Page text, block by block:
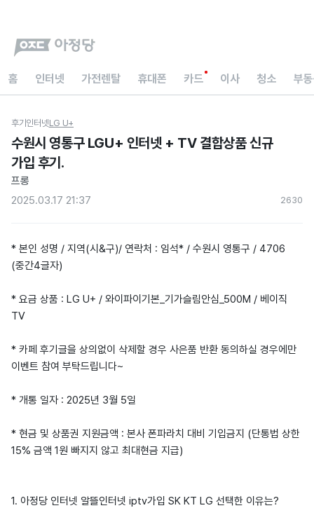
홈 인터넷 가전렌탈 휴대폰 카드 이사 청소 부
후기 인터넷LG U+
수원시 영통구 LGU+ 인터넷 + TV 결합상품 신규
가입 후기.
프롱
2025.03.17 21:37
2630
* 본인 성명 / 지역(시&구)/ 연락처 : 임석* / 수원시 영통구 / 4706
(중간4글자)
* 요금 상품 : LG U+ / 와이파이기본_기가슬림안심_500M / 베이직
TV
* 카페 후기글을 상의없이 삭제할 경우 사은품 반환 동의하실 경우에만
이벤트 참여 부탁드립니다~
* 개통 일자 : 2025년 3월 5일
* 현금 및 상품권 지원금액 : 본사 폰파라치 대비 기입금지 (단통법 상한
15% 금액 1원 빠지지 않고 최대현금 지급)
1. 아정당 인터넷 알뜰인터넷 iptv가입 SK KT LG 선택한 이유는?